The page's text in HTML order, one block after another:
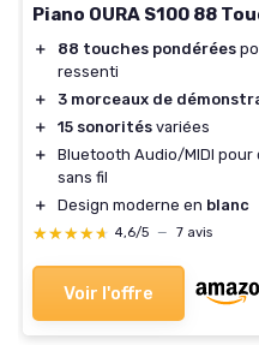
Piano OURA S100 88
＋ 88 touches pondérées
ressenti
＋
3 morceaux de
＋
15 sonorités variées
＋
Bluetooth Audio/MIDI pour
sans fil
＋
Design moderne en blanc
★★★★★
★★★★★ 4,6/5 — 7 avis
Voir l'offre